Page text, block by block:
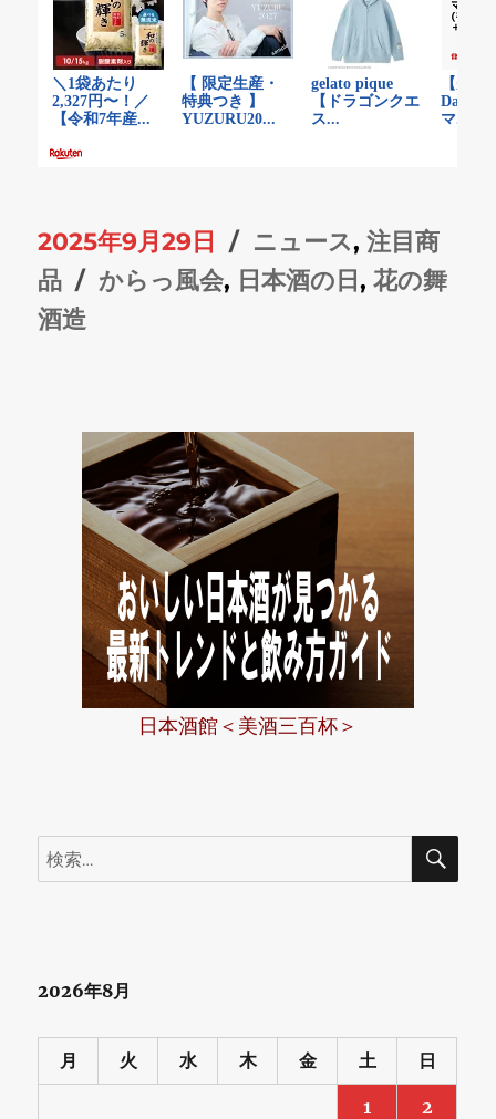
投
稿
日:
2025年9月29日
カ
テ
ニュース,注目商
品
タ
からっ風会, 日本酒の日,花の舞
酒造
日本酒館＜美酒三百杯＞
検
索:
検
2026年8月
月 火 水 木 金 土 日
1 2